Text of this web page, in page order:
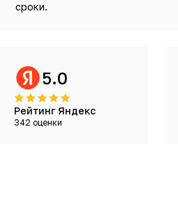
сроки.
5.0
Рейтинг Яндекс
342 оценки